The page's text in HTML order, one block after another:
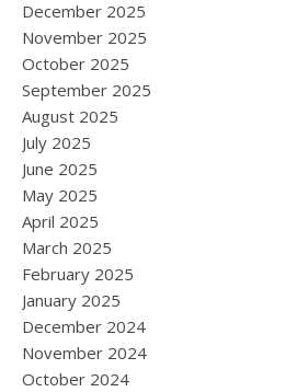
December 2025
November 2025
October 2025
September 2025
August 2025
July 2025
June 2025
May 2025
April 2025
March 2025
February 2025
January 2025
December 2024
November 2024
October 2024